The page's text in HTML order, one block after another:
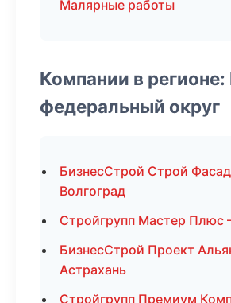
Малярные работы
Компании в
федеральный округ
БизнесСтрой Строй
Волгоград
Стройгрупп Мастер Плюс
БизнесСтрой Проект
Астрахань
Стройгрупп Премиум